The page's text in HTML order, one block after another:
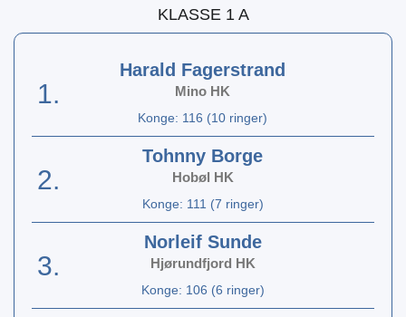
KLASSE 1 A
1.
Harald Fagerstrand
Mino HK
Konge: 116 (10 ringer)
2.
Tohnny Borge
Hobøl HK
Konge: 111 (7 ringer)
3.
Norleif Sunde
Hjørundfjord HK
Konge: 106 (6 ringer)